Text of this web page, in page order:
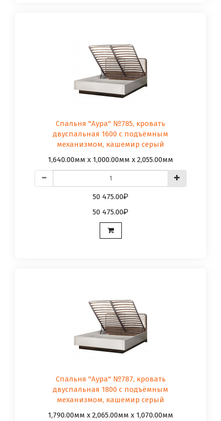
Спальня "Аура" №785, кровать
двуспальная 1600 с подъёмным
механизмом, кашемир серый
1,640.00мм x 1,000.00мм x 2,055.00мм
50 475.00
50 475.00
Спальня "Аура" №787, кровать
двуспальная 1800 с подъёмным
механизмом, кашемир серый
1,790.00мм x 2,065.00мм x 1,070.00мм